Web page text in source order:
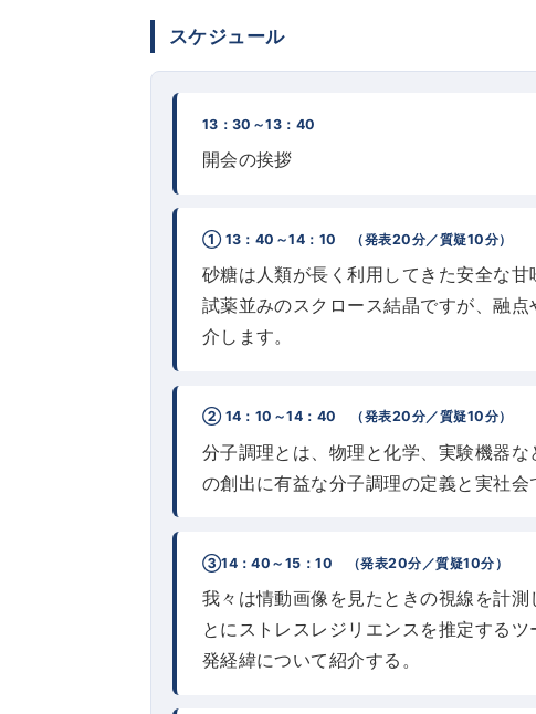
スケジュール
13：30～13：40
開会の挨拶
① 13：40～14：10 （発表20分／質疑10分）
砂糖は人類が長く利用してきた安全な
試薬並みのスクロース結晶ですが、融
介します。
② 14：10～14：40 （発表20分／質疑10分）
分子調理とは、物理と化学、実験機器
の創出に有益な分子調理の定義と実社会
③14：40～15：10 （発表20分／質疑10分）
我々は情動画像を見たときの視線を計
とにストレスレジリエンスを推定する
発経緯について紹介する。